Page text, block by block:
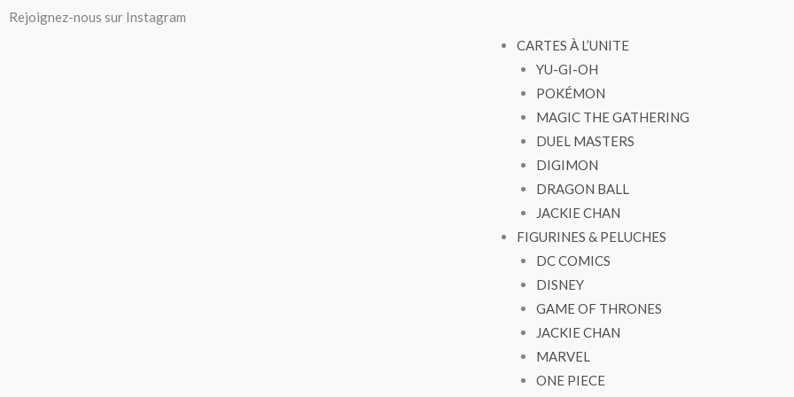
Aller
Rejoignez-nous sur Instagram
CARTES À L’UNITE
YU-GI-OH
POKÉMON
MAGIC THE GATHERING
DUEL MASTERS
DIGIMON
DRAGON BALL
JACKIE CHAN
FIGURINES & PELUCHES
DC COMICS
DISNEY
GAME OF THRONES
JACKIE CHAN
MARVEL
ONE PIECE